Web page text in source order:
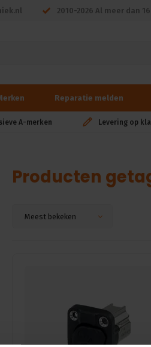
2010-2026 Al meer dan
Reparatie melden
A-merken Levering op
Producten
Meest bekeken